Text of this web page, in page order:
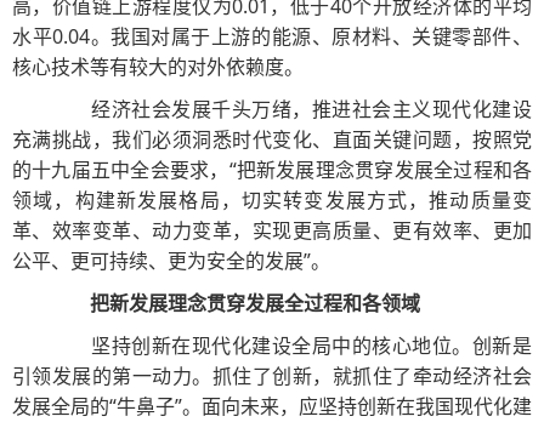
高，价值链上游程度仅为0.01，低于40个开放经济体的平均
水平0.04。我国对属于上游的能源、原材料、关键零部件、
核心技术等有较大的对外依赖度。
经济社会发展千头万绪，推进社会主义现代化建设
充满挑战，我们必须洞悉时代变化、直面关键问题，按照党
的十九届五中全会要求，“把新发展理念贯穿发展全过程和各
领域，构建新发展格局，切实转变发展方式，推动质量变
革、效率变革、动力变革，实现更高质量、更有效率、更加
公平、更可持续、更为安全的发展”。
把新发展理念贯穿发展全过程和各领域
坚持创新在现代化建设全局中的核心地位。创新是
引领发展的第一动力。抓住了创新，就抓住了牵动经济社会
发展全局的“牛鼻子”。面向未来，应坚持创新在我国现代化建